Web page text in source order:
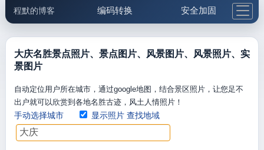
程默的博客 编码转换 安全加固
邮件工具 生活便民 更多工具
大庆名胜景点照片、景点图片、风景图片、风景照片、实
景图片
自动定位用户所在城市，通过google地图，结合景区照片，让您足不
出户就可以欣赏到各地名胜古迹，风土人情照片！
手动选择城市 显示照片 查找地域